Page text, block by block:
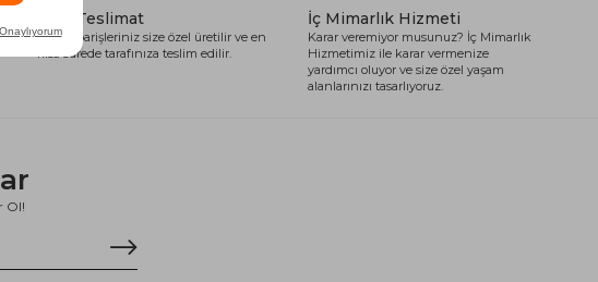
Hızlı Teslimat
Tüm siparişleriniz size özel üretilir ve en
kısa sürede tarafınıza teslim edilir.
İç Mimarlık Hizmeti
Karar veremiyor musunuz? İç Mimarlık
Hizmetimiz ile karar vermenize
yardımcı oluyor ve size özel yaşam
alanlarınızı tasarlıyoruz.
Ol!